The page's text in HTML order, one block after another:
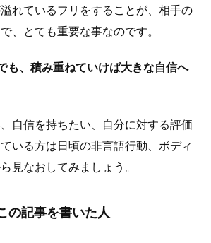
れているフリをすることが、相手の
、とても重要な事なのです。
も、積み重ねていけば大きな自信へ
自信を持ちたい、自分に対する評価
いる方は日頃の非言語行動、ボディ
見なおしてみましょう。
の記事を書いた人